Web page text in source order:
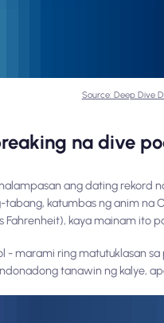
Source: Deep Dive
na dive
ang dating rekord
tabang, katumbas ng anim
kaya mainam ito
- marami ring matutuklasan
tanawin ng kalye,